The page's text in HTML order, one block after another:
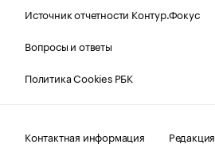
Источник отчетности Контур.Фокус
Вопросы и ответы
Политика Cookies РБК
Контактная информация Редакция